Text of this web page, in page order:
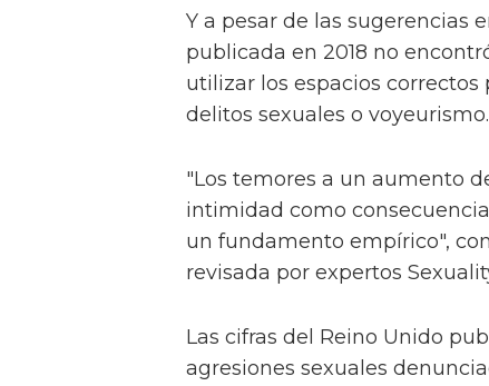
Y a pesar de las sugerencias
publicada en 2018 no
utilizar los espacios correctos
delitos sexuales o voyeurismo.
"Los temores a un aumento
intimidad como
un fundamento empírico",
revisada por expertos
Las cifras del Reino Unido
agresiones sexuales